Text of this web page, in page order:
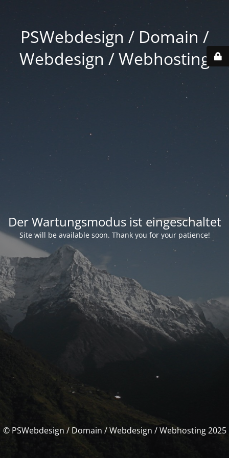
PSWebdesign / Domain /
Webdesign / Webhosting
Der Wartungsmodus ist eingeschaltet
Site will be available soon. Thank you for your patience!
© PSWebdesign / Domain / Webdesign / Webhosting 2025